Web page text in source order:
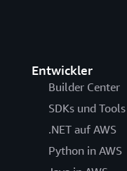
Entwickler
Builder Center
SDKs und Tools
.NET auf AWS
Python in AWS